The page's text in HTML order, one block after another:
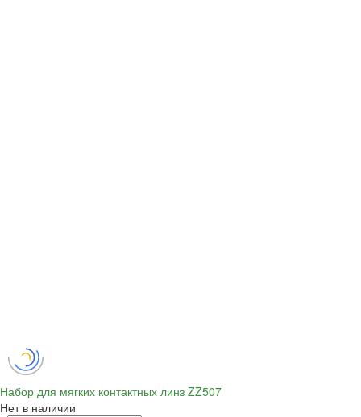
Набор для мягких контактных линз ZZ507
Нет в наличии